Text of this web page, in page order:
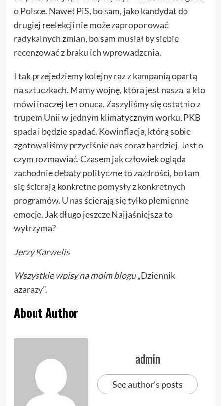
o Polsce. Nawet PiS, bo sam, jako kandydat do
drugiej reelekcji nie może zaproponować
radykalnych zmian, bo sam musiał by siebie
recenzować z braku ich wprowadzenia.
I tak przejedziemy kolejny raz z kampanią opartą
na sztuczkach. Mamy wojnę, która jest nasza, a kto
mówi inaczej ten onuca. Zaszyliśmy się ostatnio z
trupem Unii w jednym klimatycznym worku. PKB
spada i będzie spadać. Kowinflacja, którą sobie
zgotowaliśmy przyciśnie nas coraz bardziej. Jest o
czym rozmawiać. Czasem jak człowiek ogląda
zachodnie debaty polityczne to zazdrości, bo tam
się ścierają konkretne pomysły z konkretnych
programów. U nas ścierają się tylko plemienne
emocje. Jak długo jeszcze Najjaśniejsza to
wytrzyma?
Jerzy Karwelis
Wszystkie wpisy namoim blogu„Dziennik
azarazy”.
About Author
admin
See author's posts